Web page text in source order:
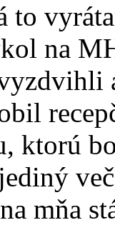
to
na
ktorú
mňa